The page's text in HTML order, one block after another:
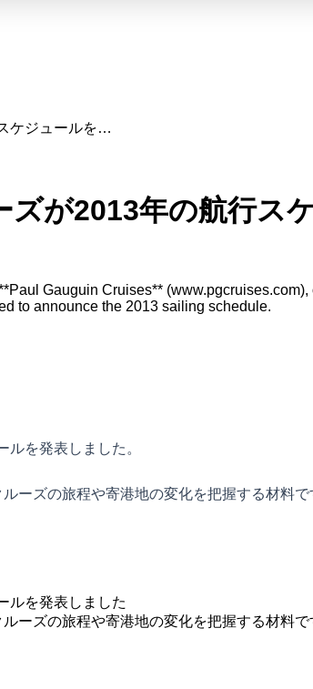
ケジュールを…
が2013年の航行ス
Gauguin Cruises**
to announce the 2013 sailing schedule.
を発表しました。
ーズの旅程や寄港地の変化を把握する材料
ルを発表しました
ーズの旅程や寄港地の変化を把握する材料で